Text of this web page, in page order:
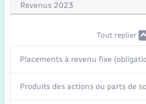
Seniors
Transports
Voirie et espace public
Revenus 2023
Tout replier
Placements à revenu fixe
Produits des actions ou parts de